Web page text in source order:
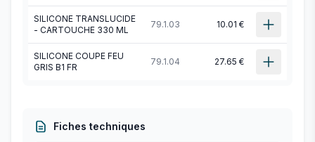
SILICONE TRANSLUCIDE
- CARTOUCHE 330 ML
79.1.03 10.01 €
SILICONE COUPE FEU
GRIS B1 FR
79.1.04 27.65 €
Fiches techniques